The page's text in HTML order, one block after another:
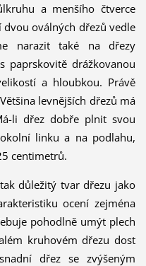
a menšího čtverce
oválných dřezů vedle
narazit také na dřezy
paprskovitě drážkovanou
a hloubkou. Právě
levnějších dřezů má
li dřez dobře plnit svou
linku a na podlahu,
centimetrů.
důležitý tvar dřezu jako
ocení zejména
pohodlně umýt plech
kruhovém dřezu dost
dřez se zvýšeným